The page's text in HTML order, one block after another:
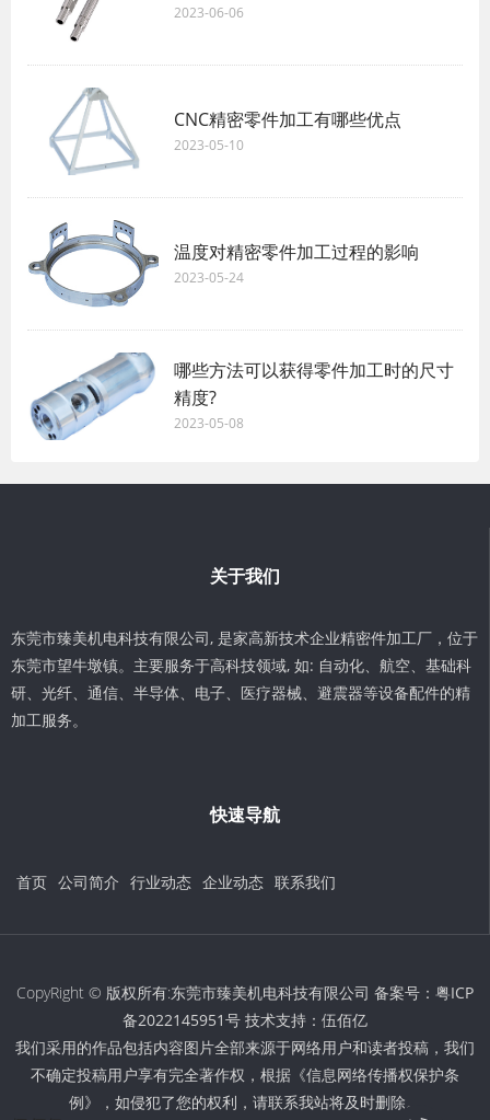
2023-06-06
CNC精密零件加工有哪些优点
2023-05-10
温度对精密零件加工过程的影响
2023-05-24
哪些方法可以获得零件加工时的尺寸
精度?
2023-05-08
关于我们
东莞市臻美机电科技有限公司, 是家高新技术企业精密件加工厂，位于
东莞市望牛墩镇。主要服务于高科技领域, 如: 自动化、航空、基础科
研、光纤、通信、半导体、电子、医疗器械、避震器等设备配件的精
加工服务。
快速导航
首页 公司简介 行业动态 企业动态 联系我们
CopyRight © 版权所有:东莞市臻美机电科技有限公司 备案号： 粤ICP
备2022145951号 技术支持： 伍佰亿
我们采用的作品包括内容图片全部来源于网络用户和读者投稿，我们
不确定投稿用户享有完全著作权，根据《信息网络传播权保护条
例》，如侵犯了您的权利，请联系我站将及时删除。